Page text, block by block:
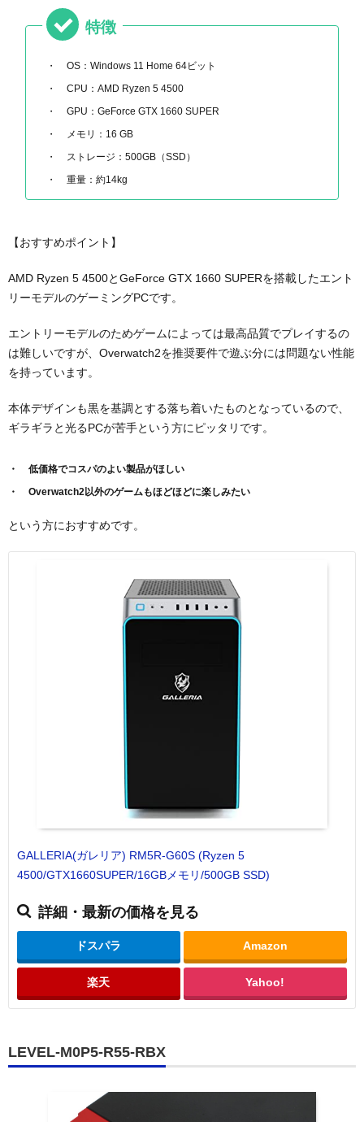
特徴
OS：Windows 11 Home 64ビット
CPU：AMD Ryzen 5 4500
GPU：GeForce GTX 1660 SUPER
メモリ：16 GB
ストレージ：500GB（SSD）
重量：約14kg
【おすすめポイント】
AMD Ryzen 5 4500とGeForce GTX 1660 SUPERを搭載したエント
リーモデルのゲーミングPCです。
エントリーモデルのためゲームによっては最高品質でプレイするの
は難しいですが、Overwatch2を推奨要件で遊ぶ分には問題ない性能
を持っています。
本体デザインも黒を基調とする落ち着いたものとなっているので、
ギラギラと光るPCが苦手という方にピッタリです。
低価格でコスパのよい製品がほしい
Overwatch2以外のゲームもほどほどに楽しみたい
という方におすすめです。
GALLERIA(ガレリア) RM5R-G60S (Ryzen 5
4500/GTX1660SUPER/16GBメモリ/500GB SSD)
詳細・最新の価格を見る
ドスパラ Amazon
楽天 Yahoo!
LEVEL-M0P5-R55-RBX